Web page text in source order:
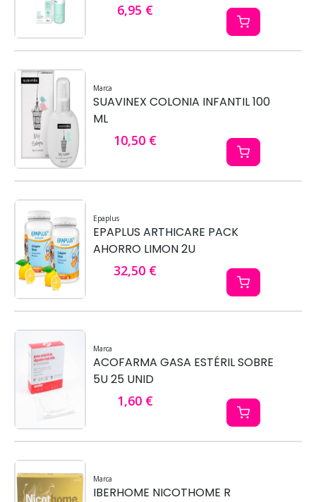
6,95 €
Marca
SUAVINEX COLONIA INFANTIL 100
ML
10,50 €
Epaplus
EPAPLUS ARTHICARE PACK
AHORRO LIMON 2U
32,50 €
Marca
ACOFARMA GASA ESTÉRIL SOBRE
5U 25 UNID
1,60 €
Marca
IBERHOME NICOTHOME R